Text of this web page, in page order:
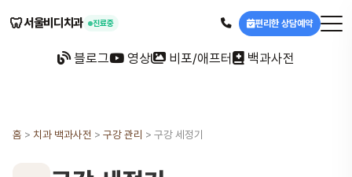
🦷서울비디치과 진료중 편리한 상담예약
블로그 영상 비포/애프터 백과사전
홈 > 치과 백과사전 > 구강 관리 > 구강 세정기